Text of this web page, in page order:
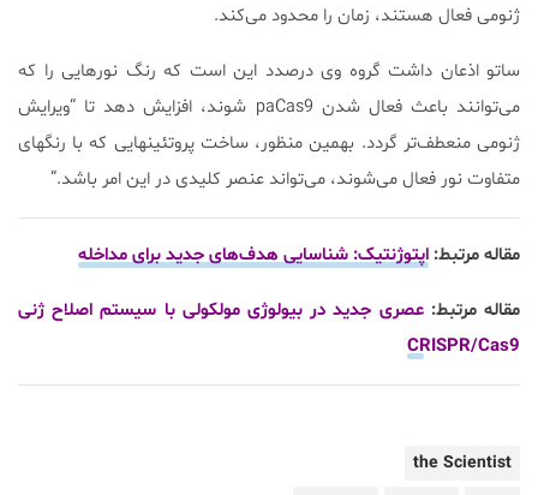
ژنومی فعال هستند، زمان را محدود می‌کند.
ساتو اذعان داشت گروه وی درصدد این است که رنگ نورهایی را که
می‌توانند باعث فعال شدن paCas9 شوند، افزایش دهد تا “ویرایش
ژنومی منعطف‌تر گردد. بهمین منظور، ساخت پروتئینهایی که با رنگهای
متفاوت نور فعال می‌شوند، می‌تواند عنصر کلیدی در این امر باشد.”
مقاله مرتبط: اپتوژنتیک: شناسایی هدف‌های جدید برای مداخله
مقاله مرتبط:عصری جدید در بیولوژی مولکولی با سیستم اصلاح ژنی
CRISPR/Cas9
the Scientist